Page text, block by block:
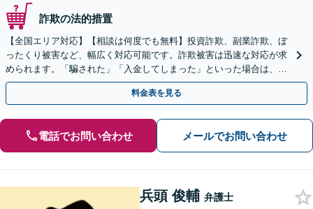
詐欺の法的措置
【全国エリア対応】【相談は何度でも無料】投資詐欺、副業詐欺、ぼ
ったくり被害など、幅広く対応可能です。詐欺被害は迅速な対応が求
められます。「騙された」「入金してしまった」といった場合は、お
早めにご相談ください。【電話・メール・WEB相談可】
料金表を見る
電話でお問い合わせ メールでお問い合わせ
兵頭 俊輔 弁護士